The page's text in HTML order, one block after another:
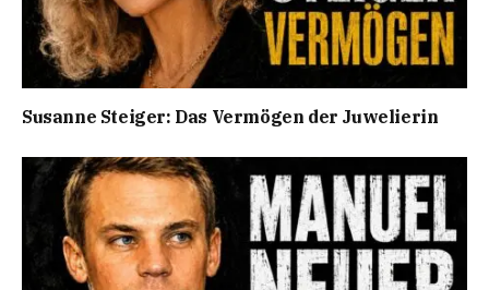
Susanne Steiger: Das Vermögen der Juwelierin